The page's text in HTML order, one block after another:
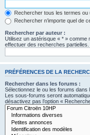
Rechercher tous les termes ou
Rechercher n’importe quel de
Rechercher par auteur :
Utilisez un astérisque « * »
effectuer des recherches partielles.
PRÉFÉRENCES DE LA
Rechercher dans les forums :
Sélectionnez le ou les forums
Les sous-forums seront
désactivez pas l’option «